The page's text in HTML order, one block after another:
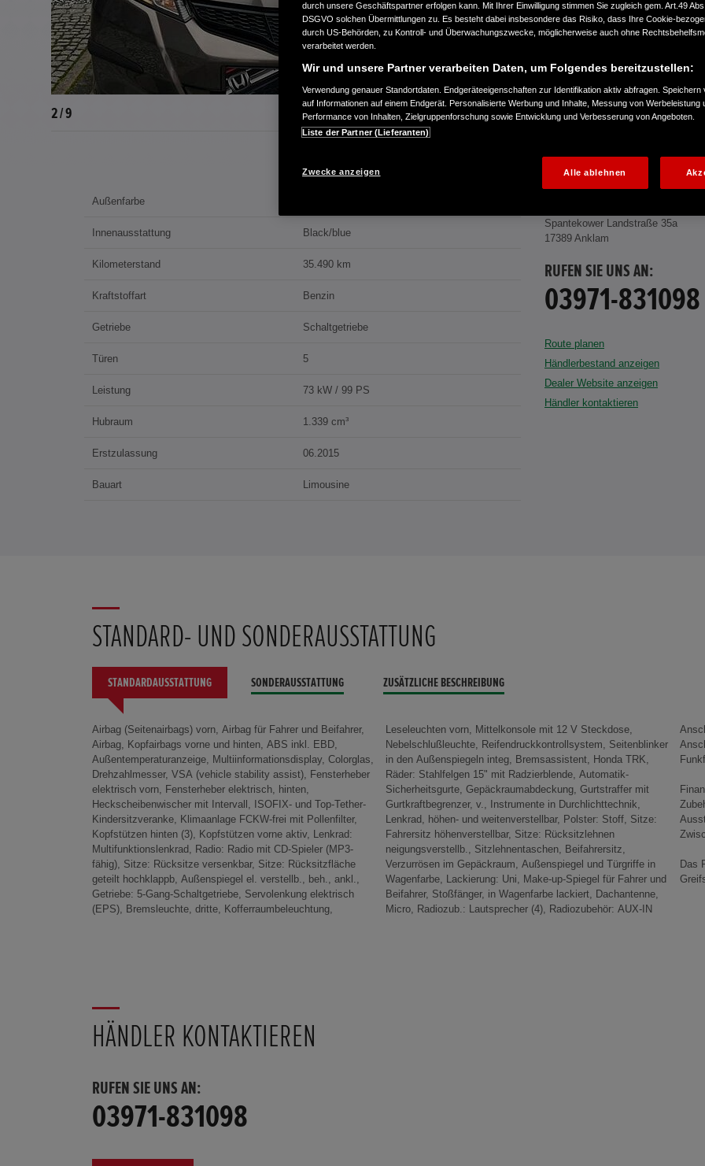
3 / 9
Außenfarbe
Innenausstattung Black/blue
Kilometerstand 35.490 km
Kraftstoffart Benzin
Getriebe Schaltgetriebe
Türen 5
Leistung 73 kW / 99 PS
Hubraum 1.339 cm³
Erstzulassung 06.2015
Bauart Limousine
Spantekower Landstraße 35a
17389 Anklam
RUFEN SIE UNS AN:
03971-831098
Route planen
Händlerbestand anzeigen
Dealer Website anzeigen
Händler kontaktieren
STANDARD- UND SONDERAUSSTATTUNG
STANDARDAUSSTATTUNG SONDERAUSSTATTUNG ZUSÄTZLICHE BESCHREIBUNG
Airbag (Seitenairbags) vorn, Airbag für Fahrer und Beifahrer,
Airbag, Kopfairbags vorne und hinten, ABS inkl. EBD,
Außentemperaturanzeige, Multiinformationsdisplay, Colorglas,
Drehzahlmesser, VSA (vehicle stability assist), Fensterheber
elektrisch vorn, Fensterheber elektrisch, hinten,
Heckscheibenwischer mit Intervall, ISOFIX- und Top-Tether-
Kindersitzveranke, Klimaanlage FCKW-frei mit Pollenfilter,
Kopfstützen hinten (3), Kopfstützen vorne aktiv, Lenkrad:
Multifunktionslenkrad, Radio: Radio mit CD-Spieler (MP3-
fähig), Sitze: Rücksitze versenkbar, Sitze: Rücksitzfläche
geteilt hochklappb, Außenspiegel el. verstellb., beh., ankl.,
Getriebe: 5-Gang-Schaltgetriebe, Servolenkung elektrisch
(EPS), Bremsleuchte, dritte, Kofferraumbeleuchtung,
Leseleuchten vorn, Mittelkonsole mit 12 V Steckdose,
Nebelschlußleuchte, Reifendruckkontrollsystem, Seitenblinker
in den Außenspiegeln integ, Bremsassistent, Honda TRK,
Räder: Stahlfelgen 15" mit Radzierblende, Automatik-
Sicherheitsgurte, Gepäckraumabdeckung, Gurtstraffer mit
Gurtkraftbegrenzer, v., Instrumente in Durchlichttechnik,
Lenkrad, höhen- und weitenverstellbar, Polster: Stoff, Sitze:
Fahrersitz höhenverstellbar, Sitze: Rücksitzlehnen
neigungsverstellb., Sitzlehnentaschen, Beifahrersitz,
Verzurrösen im Gepäckraum, Außenspiegel und Türgriffe in
Wagenfarbe, Lackierung: Uni, Make-up-Spiegel für Fahrer und
Beifahrer, Stoßfänger, in Wagenfarbe lackiert, Dachantenne,
Micro, Radiozub.: Lautsprecher (4), Radiozubehör: AUX-IN
Anschluss, Kontrollanzeige, Radiozubehör: USB-IN
Anschluss, Wegfahrsperre, Zentralverriegelung mit
Das
HÄNDLER KONTAKTIEREN
RUFEN SIE UNS AN:
03971-831098
durch unsere Geschäftspartner erfolgen kann. Mit Ihrer Einwilligung stimmen Sie zugleich gem. Art.49
DSGVO solchen Übermittlungen zu. Es besteht dabei insbesondere das Risiko, dass Ihre Cookie-
durch US-Behörden, zu Kontroll- und Überwachungszwecke, möglicherweise auch ohne
verarbeitet werden.
Wir und unsere Partner verarbeiten Daten, um Folgendes bereitzustellen:
Verwendung genauer Standortdaten. Endgeräteeigenschaften zur Identifikation aktiv abfragen. Speichern
auf Informationen auf einem Endgerät. Personalisierte Werbung und Inhalte, Messung von Werbeleistung
Performance von Inhalten, Zielgruppenforschung sowie Entwicklung und Verbesserung von Angeboten.
Liste der Partner (Lieferanten)
Zwecke anzeigen Alle ablehnen